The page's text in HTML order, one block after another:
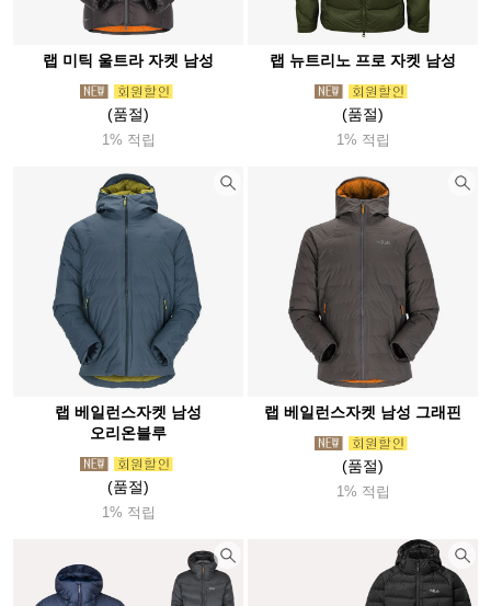
랩 미틱 울트라 자켓 남성
(품절)
1% 적립
랩 뉴트리노 프로 자켓 남성
(품절)
1% 적립
랩 베일런스자켓 남성
오리온블루
(품절)
1% 적립
랩 베일런스자켓 남성 그래핀
(품절)
1% 적립